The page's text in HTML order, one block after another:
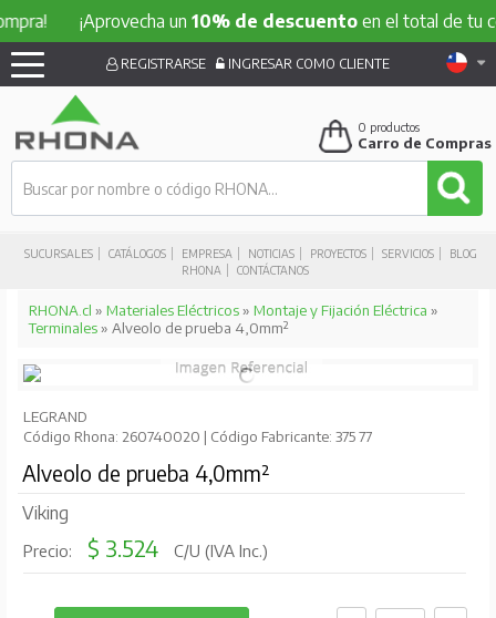
¡Aprovecha un 10% de descuentoen el total de tu
SUCURSALES CATÁLOGOS EMPRESA NOTICIAS PROYECTOS SERVICIOS
BLOG
RHONA
CONTÁCTANOS
REGISTRARSE INGRESAR COMO CLIENTE
0 productos
Carro de Compras
RHONA.cl » Materiales Eléctricos» Montaje y Fijación Eléctrica »
Terminales» Alveolo de prueba 4,0mm²
LEGRAND
Código Rhona: 260740020 | Código Fabricante: 375 77
Alveolo de prueba 4,0mm²
Viking
Precio: $ 3.524 C/U (IVA Inc.)